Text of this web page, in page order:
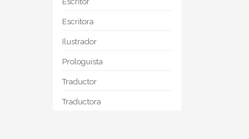
Escritora
Ilustrador
Prologuista
Traductor
Traductora